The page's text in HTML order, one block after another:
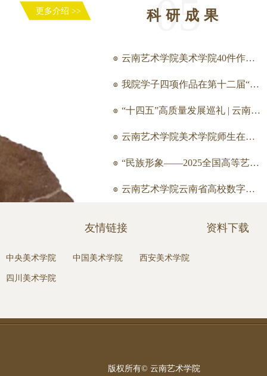
更多介绍 >> 05
科研成果
云南艺术学院美术学院40件作品入围第三届全国大学生美术作品展览复评
我院学子四项作品在第十二届“挑战杯”云南省大学生创业计划竞赛中荣获佳绩
“十四五”高质量发展巡礼 | 云南艺术学院美术学院：五载深耕结硕果 笔墨丹青育英才
云南艺术学院美术学院师生在第十四届中国艺术节全国优秀美术作品展览中荣获佳绩
“民族形象——2025全国高等艺术院校人物画教学与创作研讨会暨教师作品展”在昆明市博物馆开幕
云南艺术学院云南省高校数字化艺术创作重点实验室“双师双能型”教师培养及学生就业技能提升项目SketchUp、Rhino在数字陶瓷造型中的应用
友情链接
中央美术学院 中国美术学院 西安美术学院
四川美术学院
资料下载
版权所有© 云南艺术学院